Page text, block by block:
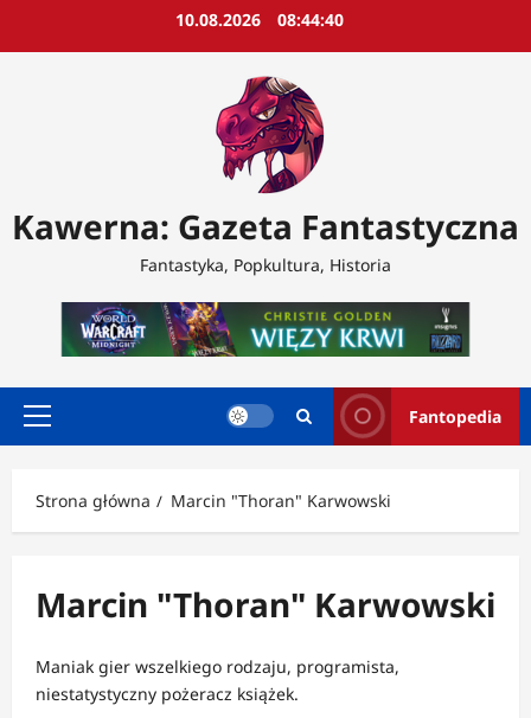
10.08.2026 08:44:42
Kawerna: Gazeta Fantastyczna
Fantastyka, Popkultura, Historia
Menu
Fantopedia
Strona główna Marcin "Thoran" Karwowski
Marcin "Thoran" Karwowski
Maniak gier wszelkiego rodzaju, programista,
niestatystyczny pożeracz książek.